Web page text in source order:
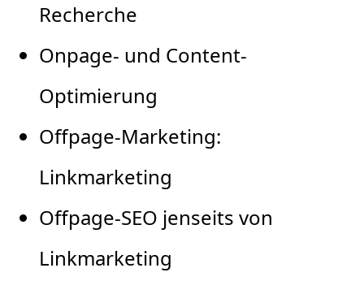
Recherche
Onpage- und Content-
Optimierung
Offpage-Marketing:
Linkmarketing
Offpage-SEO jenseits von
Linkmarketing